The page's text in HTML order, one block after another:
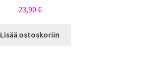
23,90 €
Lisää ostoskoriin